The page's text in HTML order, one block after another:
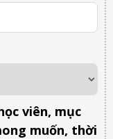
viên, mục
muốn, thời